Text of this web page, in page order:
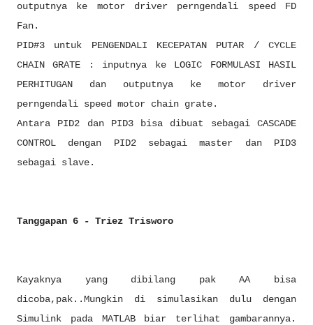
outputnya ke motor driver perngendali speed FD
Fan.
PID#3 untuk PENGENDALI KECEPATAN PUTAR / CYCLE
CHAIN GRATE : inputnya ke LOGIC FORMULASI HASIL
PERHITUGAN dan outputnya ke motor driver
perngendali speed motor chain grate.
Antara PID2 dan PID3 bisa dibuat sebagai CASCADE
CONTROL dengan PID2 sebagai master dan PID3
sebagai slave.
Tanggapan 6 - Triez Trisworo
Kayaknya yang dibilang pak AA bisa
dicoba,pak..Mungkin di simulasikan dulu dengan
Simulink pada MATLAB biar terlihat gambarannya.